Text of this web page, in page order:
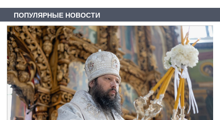
ПОПУЛЯРНЫЕ НОВОСТИ